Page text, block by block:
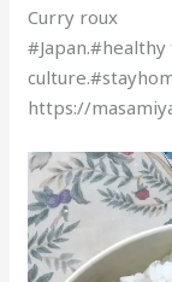
Curry roux
#Japan.#healthy
https://